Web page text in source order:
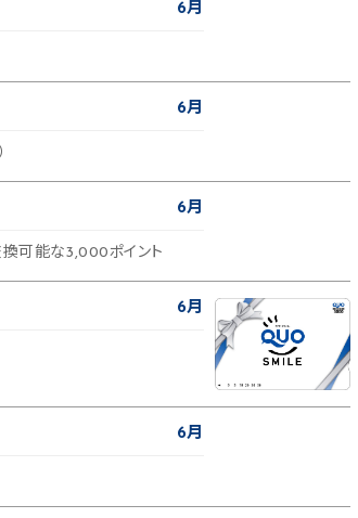
6月
6月
6月
換可能な3,000ポイント
6月
6月